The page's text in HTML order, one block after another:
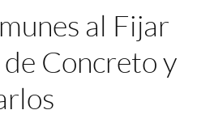
al Fijar
Concreto y